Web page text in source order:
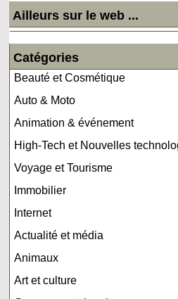
Ailleurs sur le web ...
Catégories
Beauté et Cosmétique
Auto & Moto
Animation & événement
High-Tech et Nouvelles
Voyage et Tourisme
Immobilier
Internet
Actualité et média
Animaux
Art et culture